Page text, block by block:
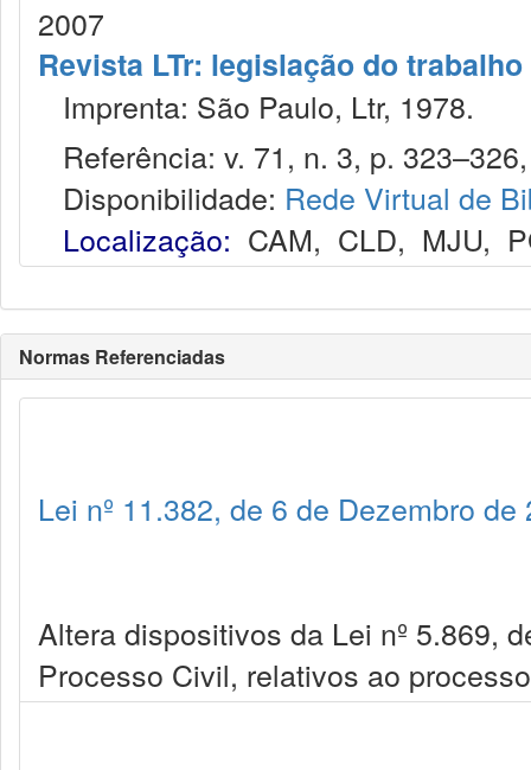
2007
Revista LTr: legislação do trabalho
Imprenta: São Paulo, Ltr, 1978.
Referência: v. 71, n. 3, p.
Disponibilidade: Rede Virtual de
Localização: CAM, CLD, MJU,
Normas Referenciadas
Lei nº 11.382, de 6 de Dezembro de
Altera dispositivos da Lei nº 5.869,
Processo Civil, relativos ao